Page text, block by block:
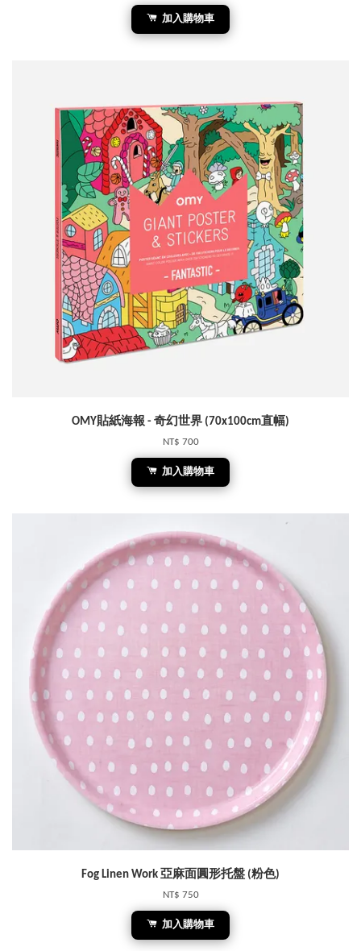
加入購物車
OMY貼紙海報 - 奇幻世界 (70x100cm直幅)
NT$ 700
加入購物車
Fog Linen Work 亞麻面圓形托盤 (粉色)
NT$ 750
加入購物車